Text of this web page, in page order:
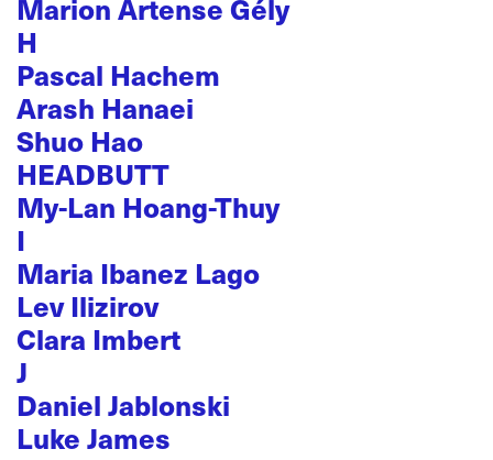
Marion Artense Gély
H
Pascal Hachem
Arash Hanaei
Shuo Hao
HEADBUTT
My-Lan Hoang-Thuy
I
Maria Ibanez Lago
Lev Ilizirov
Clara Imbert
J
Daniel Jablonski
Luke James